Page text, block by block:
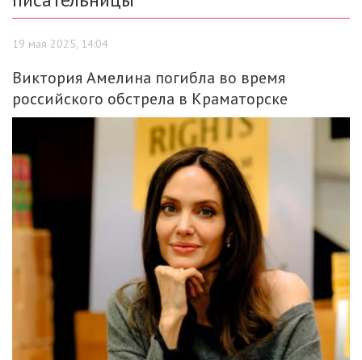
19 мая 2025, 14:04
Виктория Амелина погибла во время
российского обстрела в Краматорске